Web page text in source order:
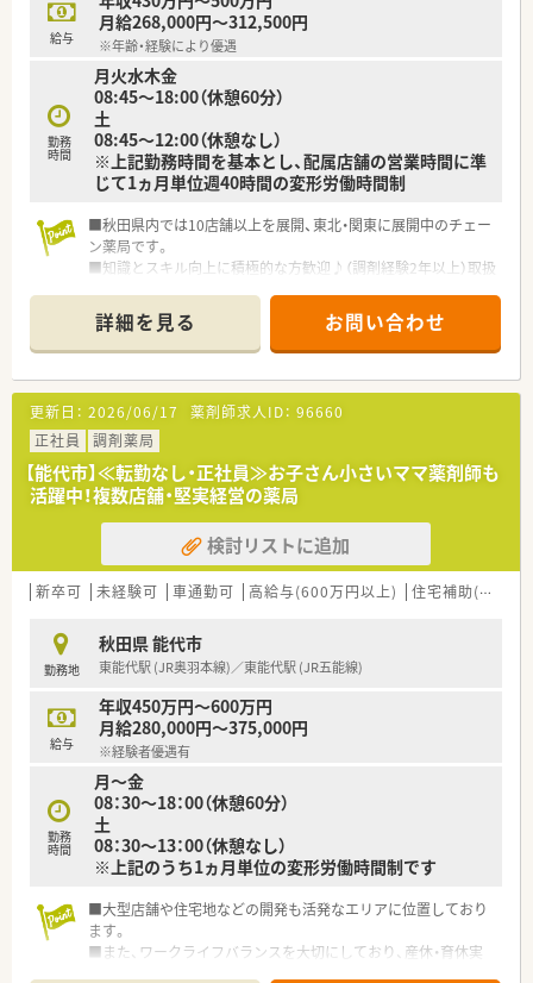
給与
月給268,000円～312,500円
※年齢・経験により優遇
勤務
時間
月火水木金
08:45～18:00（休憩60分）
土
08:45～12:00（休憩なし）
※上記勤務時間を基本とし、配属店舗の営業時間に準
じて1ヵ月単位週40時間の変形労働時間制
■秋田県内では10店舗以上を展開、東北・関東に展開中のチェー
ン薬局です。
■知識とスキル向上に積極的な方歓迎♪（調剤経験2年以上）取扱
■在宅医療にも力を入れており、スムーズな連携と適切な医療提
供を行なえるよう取り組みをされております。また、薬局用の在
宅専用車を用意しています。
詳細を見る お問い合わせ
更新日： 2026/06/17 薬剤師求人ID： 96660
正社員
調剤薬局
【能代市】≪転勤なし・正社員≫お子さん小さいママ薬剤師も
活躍中！複数店舗・堅実経営の薬局
検討リストに追加
新卒可 未経験可 車通勤可 高給与(600万円以上) 住宅補助(手当)あり
勤務地
秋田県 能代市
東能代駅 (JR奥羽本線)／東能代駅 (JR五能線)
給与
年収450万円～600万円
月給280,000円～375,000円
※経験者優遇有
勤務
時間
月～金
08：30～18：00（休憩60分）
土
08：30～13：00（休憩なし）
※上記のうち1ヵ月単位の変形労働時間制です
■大型店舗や住宅地などの開発も活発なエリアに位置しており
ます。
■また、ワークライフバランスを大切にしており、産休・育休実